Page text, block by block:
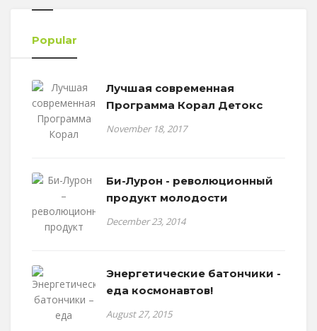
Popular
Лучшая современная
Программа Корал Детокс
November 18, 2017
Би-Лурон - революционный
продукт молодости
December 23, 2014
Энергетические батончики -
еда космонавтов!
August 27, 2015